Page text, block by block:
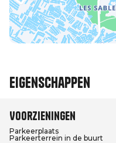
Eigenschappen
Voorzieningen
Parkeerplaats
Parkeerterrein in de buurt